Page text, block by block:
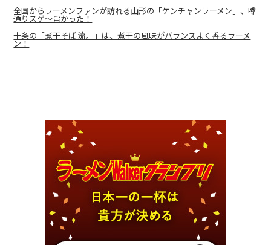
全国からラーメンファンが訪れる山形の「ケンチャンラーメン」、噂
通りスゲ～旨かった！
十条の「煮干そば 流。」は、煮干の風味がバランスよく香るラーメ
ン！